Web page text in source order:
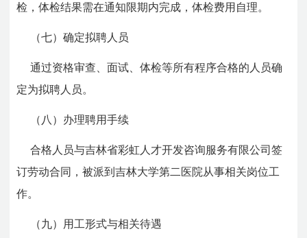
检，体检结果需在通知限期内完成，体检费用自理。
（七）确定拟聘人员
通过资格审查、面试、体检等所有程序合格的人员确
定为拟聘人员。
（八）办理聘用手续
合格人员与吉林省彩虹人才开发咨询服务有限公司签
订劳动合同，被派到吉林大学第二医院从事相关岗位工
作。
（九）用工形式与相关待遇